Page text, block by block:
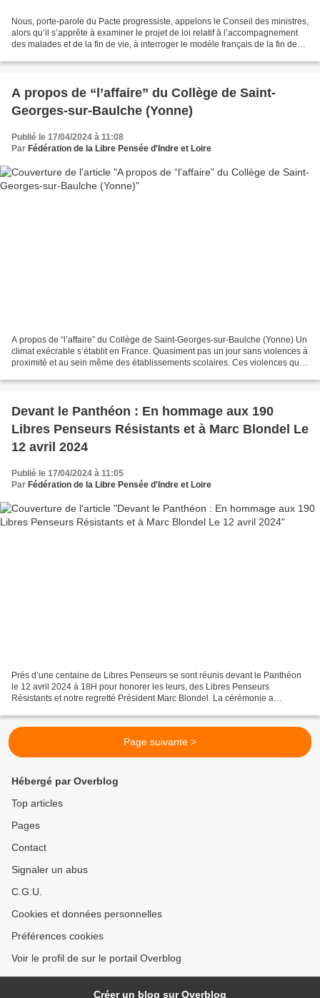
Nous, porte-parole du Pacte progressiste, appelons le Conseil des ministres,
alors qu’il s’apprête à examiner le projet de loi relatif à l’accompagnement
des malades et de la fin de vie, à interroger le modèle français de la fin de
A propos de “l’affaire” du Collège de Saint-
Georges-sur-Baulche (Yonne)
Publié le 17/04/2024 à 11:08
Par Fédération de la Libre Pensée d'Indre et Loire
A propos de “l’affaire” du Collège de Saint-Georges-sur-Baulche (Yonne) Un
climat exécrable s’établit en France. Quasiment pas un jour sans violences à
proximité et au sein même des établissements scolaires. Ces violences qui,
Devant le Panthéon : En hommage aux 190
Libres Penseurs Résistants et à Marc Blondel Le
12 avril 2024
Publié le 17/04/2024 à 11:05
Par Fédération de la Libre Pensée d'Indre et Loire
Prés d’une centaine de Libres Penseurs se sont réunis devant le Panthéon
le 12 avril 2024 à 18H pour honorer les leurs, des Libres Penseurs
Résistants et notre regretté Président Marc Blondel. La cérémonie a
Page suivante >
Hébergé par Overblog
Top articles
Pages
Contact
Signaler un abus
C.G.U.
Cookies et données personnelles
Préférences cookies
Voir le profil de sur le portail Overblog
Créer un blog sur Overblog